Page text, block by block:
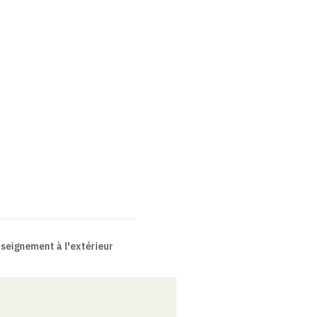
à l'extérieur